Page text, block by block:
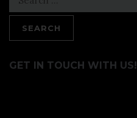
for:
GET IN TOUCH WITH US!